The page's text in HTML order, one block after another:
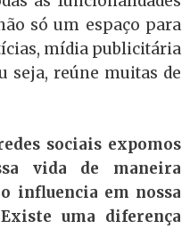
só um espaço para
mídia publicitária
seja, reúne muitas de
sociais expomos
vida de maneira
influencia em nossa
uma diferença